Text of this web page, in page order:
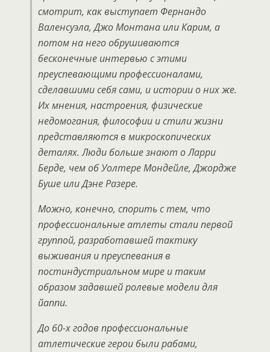
смотрит, как выступает Фернандо
Валенсуэла, Джо Монтана или Карим, а
потом на него обрушиваются
бесконечные интервью с этими
преуспевающими профессионалами,
сделавшими себя сами, и истории о них же.
Их мнения, настроения, физические
недомогания, философии и стили жизни
представляются в микроскопических
деталях. Люди больше знают о Ларри
Берде, чем об Уолтере Мондейле, Джордже
Буше или Дэне Разере.
Можно, конечно, спорить с тем, что
профессиональные атлеты стали первой
группой, разработавшей тактику
выживания и преуспевания в
постиндустриальном мире и таким
образом задавшей ролевые модели для
йаппи.
До 60-х годов профессиональные
атлетические герои были рабами,